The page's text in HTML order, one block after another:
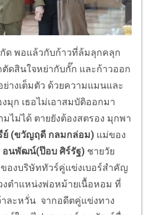
ด พอแล้วกับก้าวที่ล้มลุกคลุก
ดสินใจหย่ากับกั๊ก และก้าวออก
ย่างเต็มตัว ด้วยความแมนและ
มุก เธอไม่เอาสมบัติออกมา
ไม่ได้ ตายยังต้องสตรอง มุกพา
ย์ (ขวัญฤดี กลมกล่อม) แม่ของ
อนพัฒน์(ป๊อบ ศิร์รัฐ) ชายวัย
องบริษัททัวร์คู่แข่งเบอร์สำคัญ
งตำแหน่งพ่อหม้ายเนื้อหอม ที่
ละหวั่น จากอดีตคู่แข่งทาง